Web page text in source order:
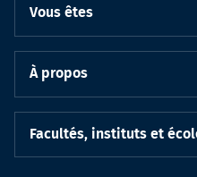
Vous êtes
À propos
Facultés, instituts et